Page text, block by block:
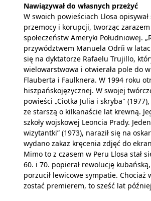
Nawiązywał do własnych przeżyć
W swoich powieściach Llosa opisywał
przemocy i korupcji, tworząc
społeczeństw Ameryki Południowej.
przywództwem Manuela Odríi w
się na dyktatorze Rafaelu Trujillo,
wielowarstwowa i otwierała pole do
Flauberta i Faulknera. W 1994 roku
hiszpańskojęzycznej. W swojej
powieści „Ciotka Julia i skryba"
ze starszą o kilkanaście lat krewną.
szkoły wojskowej Leoncia Prady.
wizytantki” (1973), naraził się na
wydano zakaz kręcenia zdjęć do
Mimo to z czasem w Peru Llosa stał
60. i 70. popierał rewolucję
porzucił lewicowe sympatie.
zostać premierem, to sześć lat